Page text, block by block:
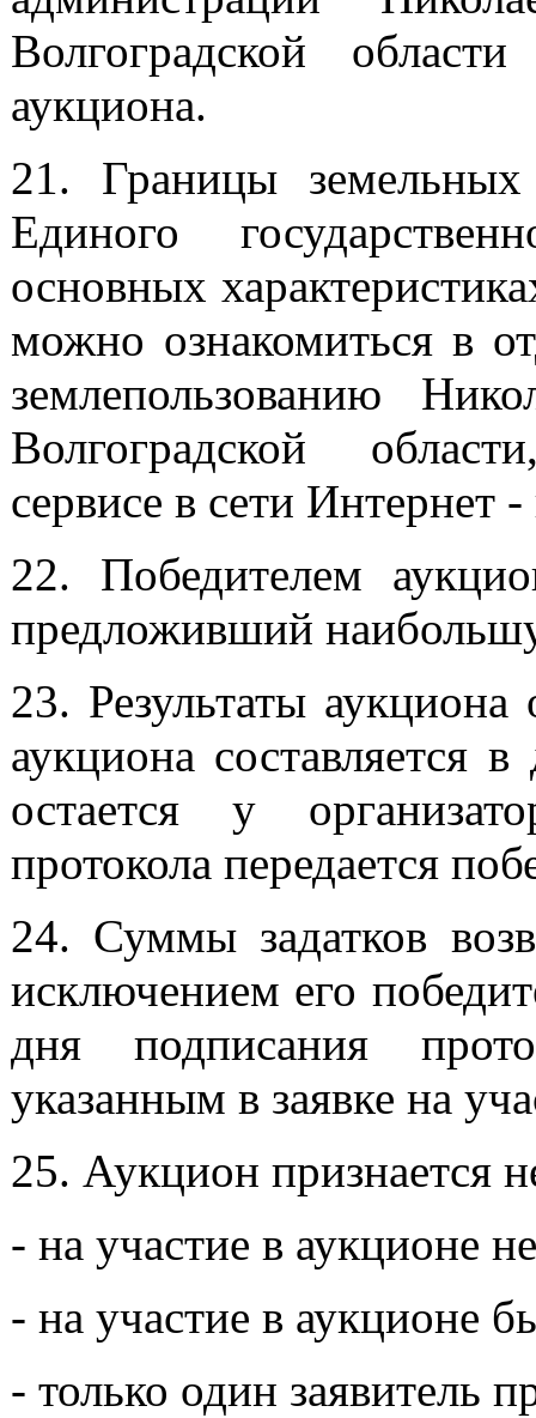
Волгоградской
аукциона.
21. Границы
Единого
основных
можно ознакомиться в
землепользованию
Волгоградской
сервисе в сети Интернет
22. Победителем
предложивший
23. Результаты
аукциона составляется
остается у
протокола передается
24. Суммы задатков
исключением его
дня подписания
указанным в заявке на
25. Аукцион признается
- на участие в аукционе
- на участие в аукционе
- только один заявитель